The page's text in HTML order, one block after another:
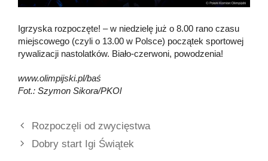
Igrzyska rozpoczęte! – w niedzielę już o 8.00 rano czasu
miejscowego (czyli o 13.00 w Polsce) początek sportowej
rywalizacji nastolatków. Biało-czerwoni, powodzenia!
www.olimpijski.pl/baś
Fot.: Szymon Sikora/PKOl
Rozpoczęli od zwycięstwa
Dobry start Igi Świątek